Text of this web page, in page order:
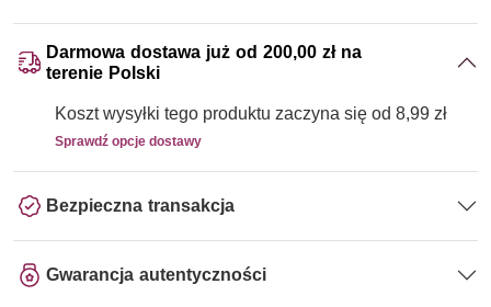
Darmowa dostawa już od 200,00 zł na
terenie Polski
Koszt wysyłki tego produktu zaczyna się od 8,99 zł
Sprawdź opcje dostawy
Bezpieczna transakcja
Gwarancja autentyczności